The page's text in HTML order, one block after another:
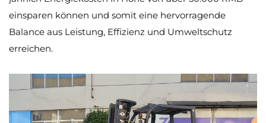
einsparen können und somit eine hervorragende
Balance aus Leistung, Effizienz und Umweltschutz
erreichen.